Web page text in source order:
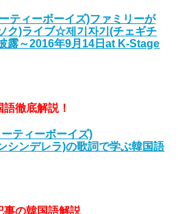
ティーボーイズ)ファミリーが
ク)ライブ☆제기자기(チェギチ
露～2016年9月14日at K-Stage
語徹底解説！
ティーボーイズ)
シンデレラ)の歌詞で学ぶ韓国語
事の韓国語解説